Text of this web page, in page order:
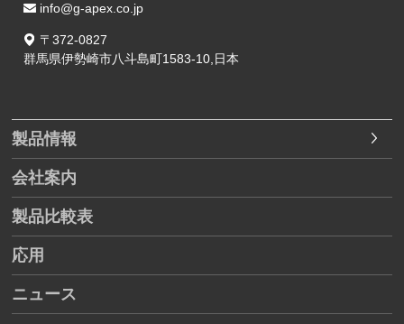
info@g-apex.co.jp
〒372-0827
群馬県伊勢崎市八斗島町1583-10 日本
製品情報
会社案内
製品比較表
応用
ニュース